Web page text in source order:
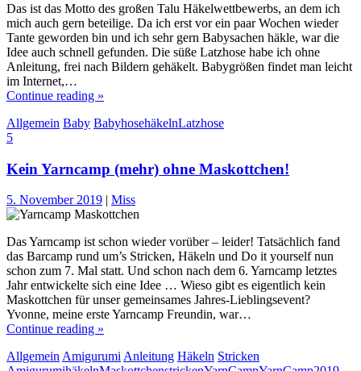
Das ist das Motto des großen Talu Häkelwettbewerbs, an dem ich
mich auch gern beteilige. Da ich erst vor ein paar Wochen wieder
Tante geworden bin und ich sehr gern Babysachen häkle, war die
Idee auch schnell gefunden. Die süße Latzhose habe ich ohne
Anleitung, frei nach Bildern gehäkelt. Babygrößen findet man leicht
im Internet,…
Continue reading »
Allgemein Baby BabyhosehäkelnLatzhose
5
Kein Yarncamp (mehr) ohne Maskottchen!
5. November 2019 | Miss
Das Yarncamp ist schon wieder vorüber – leider! Tatsächlich fand
das Barcamp rund um’s Stricken, Häkeln und Do it yourself nun
schon zum 7. Mal statt. Und schon nach dem 6. Yarncamp letztes
Jahr entwickelte sich eine Idee … Wieso gibt es eigentlich kein
Maskottchen für unser gemeinsames Jahres-Lieblingsevent?
Yvonne, meine erste Yarncamp Freundin, war…
Continue reading »
Allgemein Amigurumi Anleitung Häkeln Stricken